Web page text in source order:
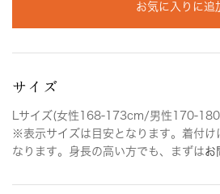
お気に入りに追
サイズ
Lサイズ(女性168-173cm/男性170-
※表示サイズは目安となります。着付け
なります。身長の高い方でも、まずはお